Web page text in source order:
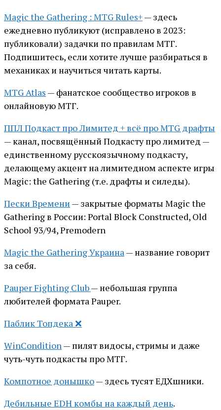
Magic the Gathering : MTG Rules+— здесь
ежедневно публикуют (исправлено в 2023:
публиковали) задачки по правилам МТГ.
Подпишитесь, если хотите лучше разбираться в
механиках и научиться читать карты.
MTG Atlas — фанатское сообщество игроков в
онлайновую МТГ.
ППЛ Подкаст про Лимитед + всё про MTG драфты
— канал, посвящённый Подкасту про лимитед —
единственному русскоязычному подкасту,
делающему акцент на лимитедном аспекте игры
Magic: the Gathering (т.е. драфты и силеды).
Пески Времени — закрытые форматы Magic the
Gathering в России: Portal Block Constructed, Old
School 93/94, Premodern
Magic the Gathering Украина— название говорит
за себя.
Pauper Fighting Club— небольшая группа
любителей формата Pauper.
Паблик Топдека ❌
WinCondition— пилят видосы, стримы и даже
чуть-чуть подкасты про МТГ.
Компотное донышко— здесь тусят ЕДХшники.
Дебильные EDH комбы на каждый день.